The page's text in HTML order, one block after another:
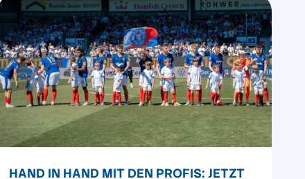
HAND IN HAND MIT DEN PROFIS: JETZT